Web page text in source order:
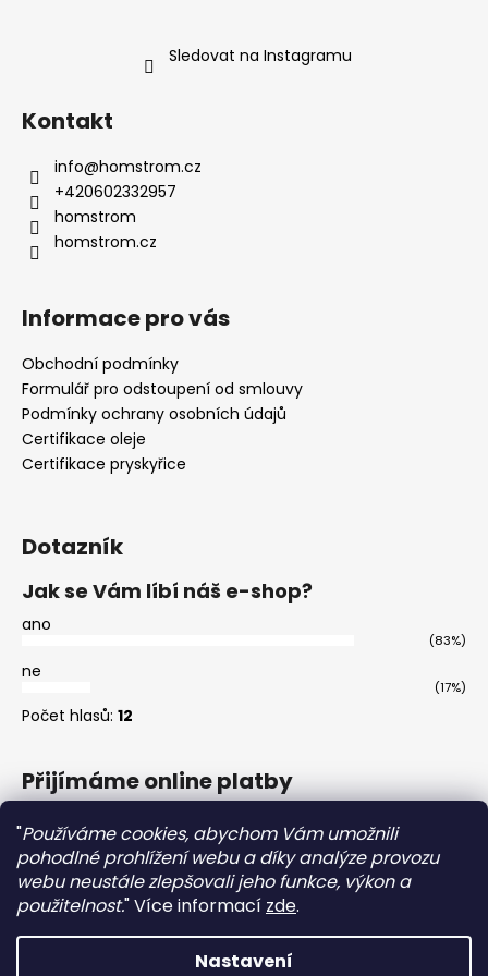
"Používáme cookies, abychom Vám umožnili
pohodlné prohlížení webu a díky analýze provozu
webu neustále zlepšovali jeho funkce, výkon a
použitelnost."Více informací zde.
Nastavení
Sledovat na Instagramu
Kontakt
info@homstrom.cz
+420602332957
homstrom
homstrom.cz
Informace pro vás
Obchodní podmínky
Formulář pro odstoupení od smlouvy
Podmínky ochrany osobních údajů
Certifikace oleje
Certifikace pryskyřice
Dotazník
Jak se Vám líbí náš e-shop?
ano
(83%)
ne
(17%)
Počet hlasů: 12
Přijímáme online platby
Master